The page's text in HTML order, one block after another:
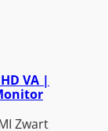
VA |
Zwart